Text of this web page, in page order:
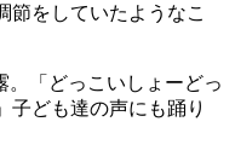
節をしていたようなこ
。「どっこいしょーどっ
子ども達の声にも踊り